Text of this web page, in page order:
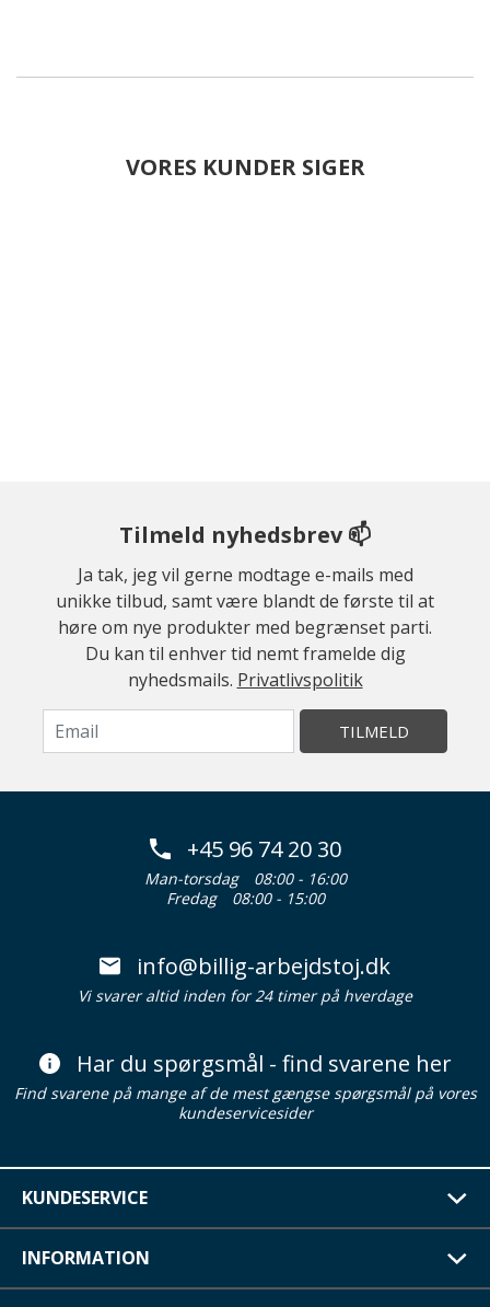
VORES KUNDER SIGER
Tilmeld nyhedsbrev 📫
Ja tak, jeg vil gerne modtage e-mails med
unikke tilbud, samt være blandt de første til at
høre om nye produkter med begrænset parti.
Du kan til enhver tid nemt framelde dig
nyhedsmails. Privatlivspolitik
TILMELD
+45 96 74 20 30
Man-torsdag
08:00 - 16:00
Fredag
08:00 - 15:00
info@billig-arbejdstoj.dk
Vi svarer altid inden for 24 timer på hverdage
Har du spørgsmål - find svarene her
Find svarene på mange af de mest gængse spørgsmål på vores
kundeservicesider
KUNDESERVICE
INFORMATION